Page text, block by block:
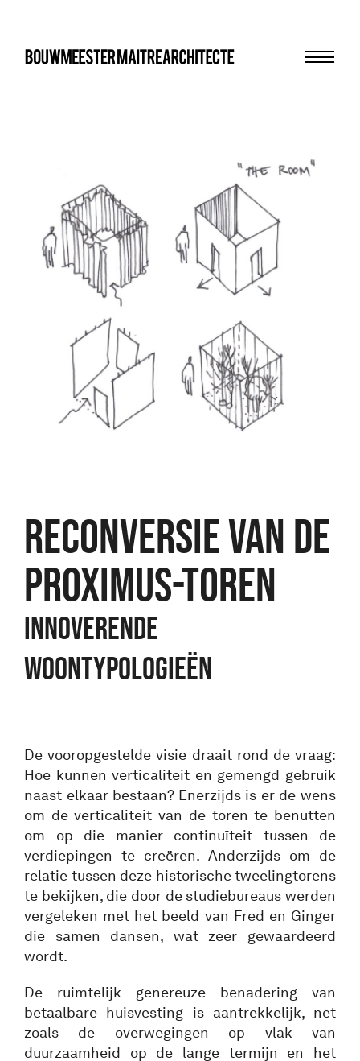
Reconversie VAN DE
PROXIMUS-TOREN
Innoverende
woontypologieën
De vooropgestelde visie draait rond de vraag:
Hoe kunnen verticaliteit en gemengd gebruik
naast elkaar bestaan? Enerzijds is er de wens
om de verticaliteit van de toren te benutten
om op die manier continuïteit tussen de
verdiepingen te creëren. Anderzijds om de
relatie tussen deze historische tweelingtorens
te bekijken, die door de studiebureaus werden
vergeleken met het beeld van Fred en Ginger
die samen dansen, wat zeer gewaardeerd
wordt.
De ruimtelijk genereuze benadering van
betaalbare huisvesting is aantrekkelijk, net
zoals de overwegingen op vlak van
duurzaamheid op de lange termijn en het